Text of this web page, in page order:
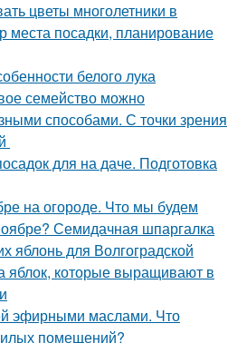
цветы многолетники в
места посадки, планирование
белого лука
семейство можно
способами. С точки зрения
для на даче. Подготовка
на огороде. Что мы будем
Семидачная шпаргалка
яблонь для Волгоградской
яблок, которые выращивают в
эфирными маслами. Что
помещений?